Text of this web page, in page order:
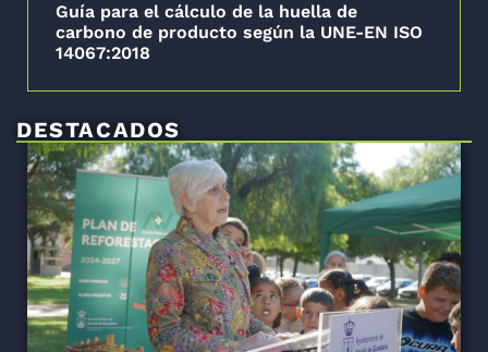
Guía para el cálculo de la huella de
carbono de producto según la UNE-EN ISO
14067:2018
DESTACADOS